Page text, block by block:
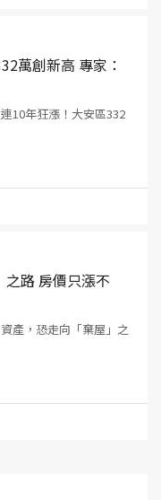
萬創新高 專家：
10年狂漲！大安區332
路 房價只漲不
產，恐走向「棄屋」之